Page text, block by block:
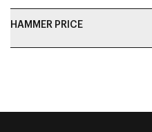
HAMMER PRICE